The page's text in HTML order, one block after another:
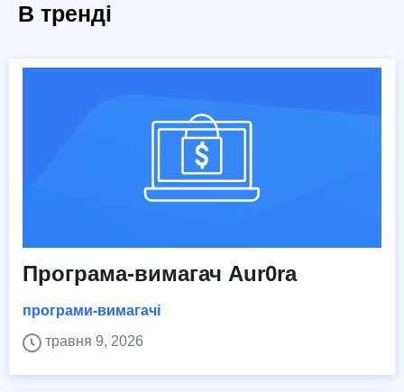
В тренді
Програма-вимагач Aur0ra
програми-вимагачі
травня 9, 2026